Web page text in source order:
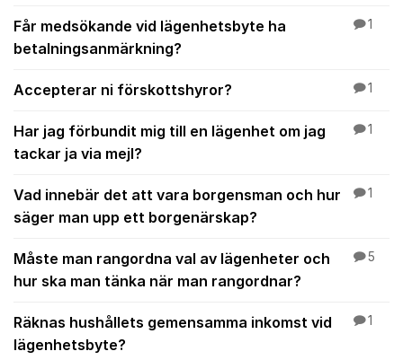
Får medsökande vid lägenhetsbyte ha
betalningsanmärkning?
1
Accepterar ni förskottshyror? 1
Har jag förbundit mig till en lägenhet om jag
tackar ja via mejl?
1
Vad innebär det att vara borgensman och hur
säger man upp ett borgenärskap?
1
Måste man rangordna val av lägenheter och
hur ska man tänka när man rangordnar?
5
Räknas hushållets gemensamma inkomst vid
lägenhetsbyte?
1